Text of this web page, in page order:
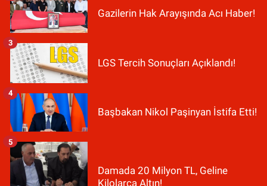
Gazilerin Hak Arayışında Acı Haber!
LGS Tercih Sonuçları Açıklandı!
3
Başbakan Nikol Paşinyan İstifa Etti!
4
Damada 20 Milyon TL, Geline
Kilolarca Altın!
5